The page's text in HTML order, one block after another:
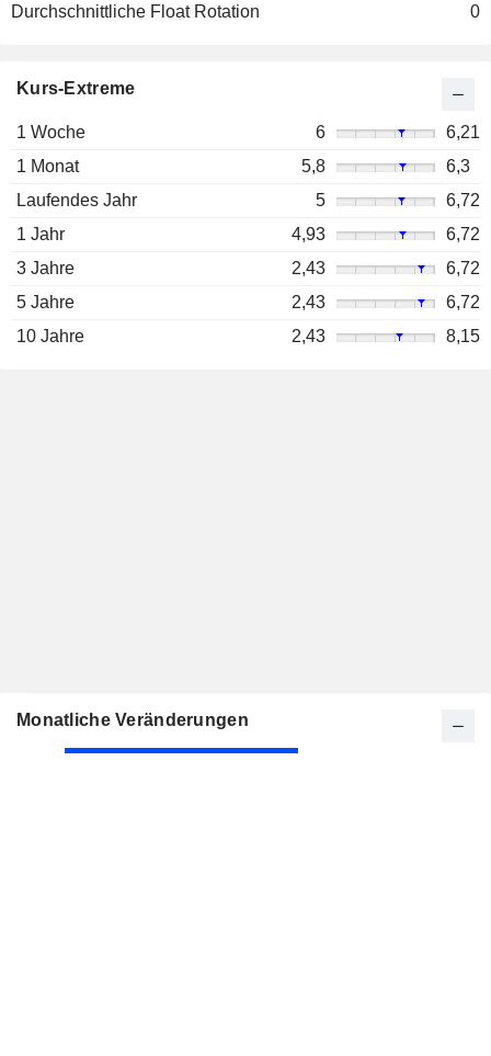
Durchschnittliche Float Rotation
0
Kurs-Extreme
1 Woche 6
6,21
1 Monat
5,8
6,3
Laufendes Jahr
5
6,72
1 Jahr
4,93
6,72
3 Jahre
2,43
6,72
5 Jahre
2,43
6,72
10 Jahre
2,43 8,15
Monatliche Veränderungen